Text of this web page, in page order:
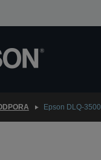
Epson DLQ-3500II